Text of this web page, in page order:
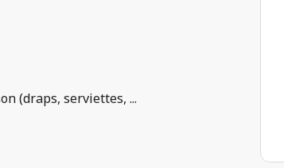
(draps, serviettes, ...